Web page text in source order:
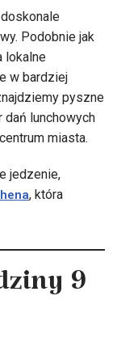
Podobnie jak
lokalne
w bardziej
pyszne
lunchowych
miasta.
jedzenie,
, która
9